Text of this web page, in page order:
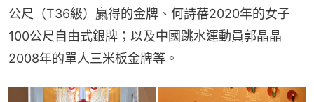
公尺（T36級）贏得的金牌、何詩蓓2020年的女子
100公尺自由式銀牌；以及中國跳水運動員郭晶晶
2008年的單人三米板金牌等。